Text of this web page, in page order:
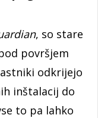
, so stare
površjem
odkrijejo
inštalacij do
to pa lahko